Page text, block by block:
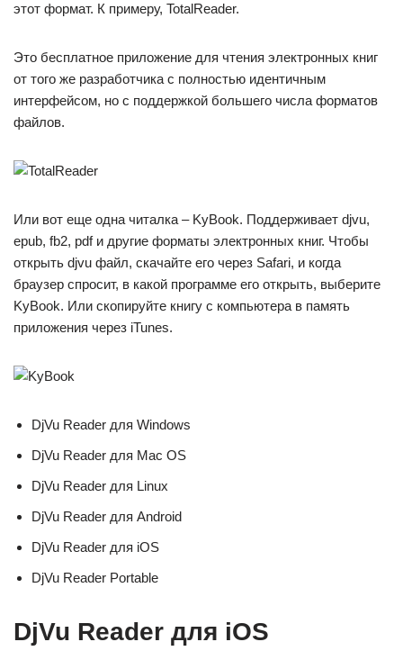
этот формат. К примеру, TotalReader.
Это бесплатное приложение для чтения электронных книг
от того же разработчика с полностью идентичным
интерфейсом, но с поддержкой большего числа форматов
файлов.
Или вот еще одна читалка – KyBook. Поддерживает djvu,
epub, fb2, pdf и другие форматы электронных книг. Чтобы
открыть djvu файл, скачайте его через Safari, и когда
браузер спросит, в какой программе его открыть, выберите
KyBook. Или скопируйте книгу с компьютера в память
приложения через iTunes.
DjVu Reader для Windows
DjVu Reader для Mac OS
DjVu Reader для Linux
DjVu Reader для Android
DjVu Reader для iOS
DjVu Reader Portable
DjVu Reader для iOS